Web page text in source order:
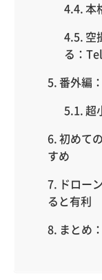
本
空
る：
番外編
超
初めて
すめ
ドロー
ると有利
まとめ